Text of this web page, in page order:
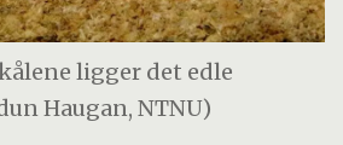
ligger det edle
Haugan, NTNU)